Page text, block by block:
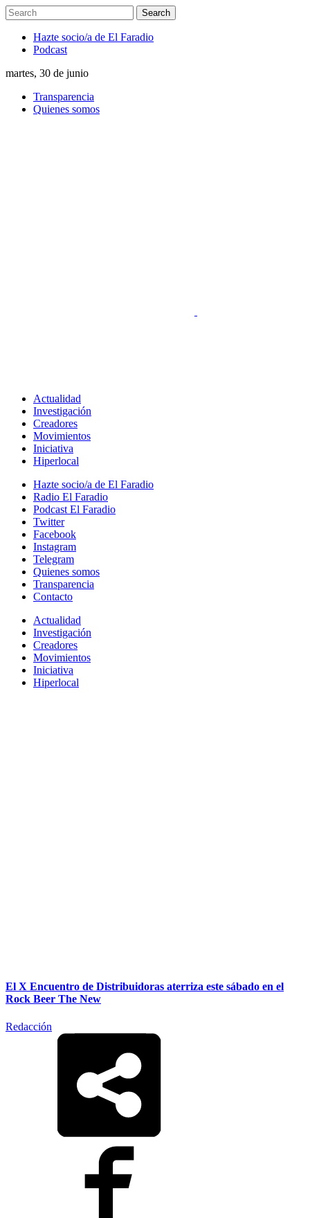
Hazte socio/a de El Faradio
Podcast
martes, 30 de junio
Transparencia
Quienes somos
Actualidad
Investigación
Creadores
Movimientos
Iniciativa
Hiperlocal
Hazte socio/a de El Faradio
Radio El Faradio
Podcast El Faradio
Twitter
Facebook
Instagram
Telegram
Quienes somos
Transparencia
Contacto
Actualidad
Investigación
Creadores
Movimientos
Iniciativa
Hiperlocal
El X Encuentro de Distribuidoras aterriza este sábado en el
Rock Beer The New
Redacción